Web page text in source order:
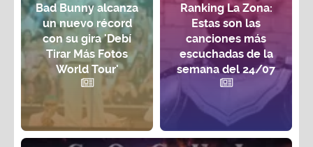
Bad Bunny alcanza
un nuevo récord
con su gira 'Debí
Tirar Más Fotos
World Tour'
Ranking La Zona:
Estas son las
canciones más
escuchadas de la
semana del 24/07